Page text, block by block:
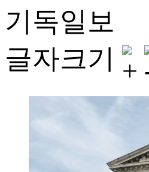
기독일보
글자크기